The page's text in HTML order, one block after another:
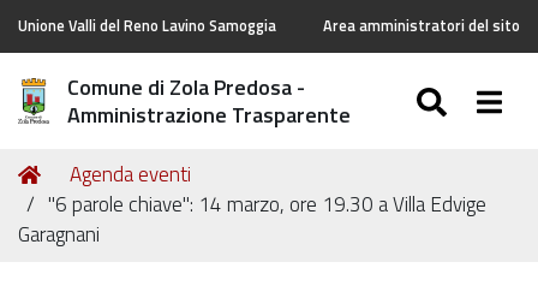
Unione Valli del Reno Lavino Samoggia Area amministratori del sito
Comune di Zola Predosa -
Amministrazione Trasparente
Tu
sei
qui:
Home
Agenda eventi
"6 parole chiave": 14 marzo, ore 19.30 a Villa Edvige
Garagnani